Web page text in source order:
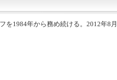
を1984年から務め続ける。2012年8